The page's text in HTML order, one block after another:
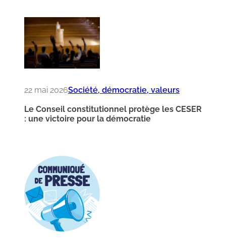
22 mai 2026Société, démocratie, valeurs
Le Conseil constitutionnel protège les CESER
: une victoire pour la démocratie